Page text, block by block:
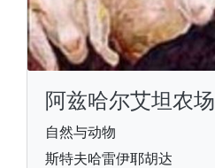
阿兹哈尔艾坦农场
自然与动物
斯特夫哈雷伊耶胡达